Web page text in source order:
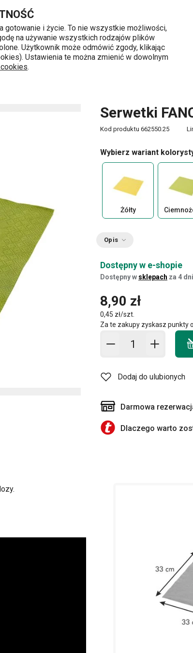
gotowanie i życie. To nie wszystkie możliwości,
na używanie wszystkich rodzajów plików
Użytkownik może odmówić zgody, klikając
Ustawienia te można zmienić w dowolnym
.
do głównej zawartości
do wyszukiwania
do nawigacji
Ulubione
Serwetki
Kod produktu 662550.25
Wybierz wariant
Żółty
Opis
Dostępny w e-shopie
Dostępny w sklepach za 4 dni
8,90 zł
0,45 zł/szt.
Za te zakupy zyskasz punkty
Dodaj do koszyka -
Dodaj do ulubionych
Darmowa
Dlaczego warto